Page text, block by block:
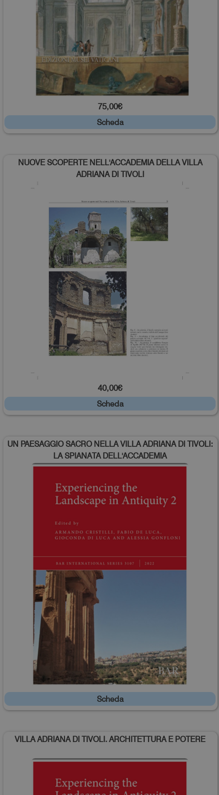
75,00€
Scheda
NUOVE SCOPERTE NELL'ACCADEMIA DELLA VILLA
ADRIANA DI TIVOLI
40,00€
Scheda
UN PAESAGGIO SACRO NELLA VILLA ADRIANA DI TIVOLI:
LA SPIANATA DELL'ACCADEMIA
Scheda
VILLA ADRIANA DI TIVOLI. ARCHITETTURA E POTERE